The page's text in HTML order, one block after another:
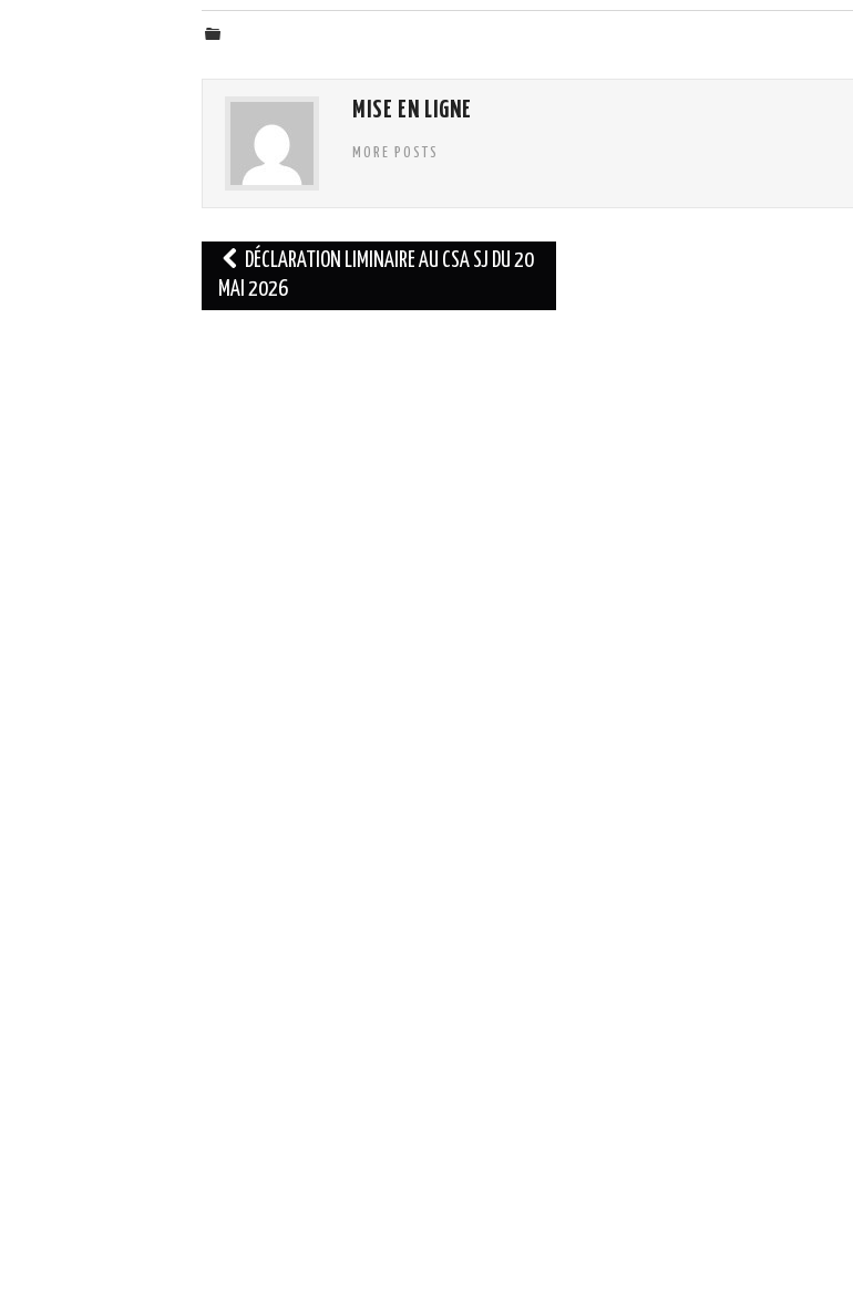
MISE EN LIGNE
MORE POSTS
Navigation
des
DÉCLARATION LIMINAIRE AU CSA SJ DU 20
MAI 2026